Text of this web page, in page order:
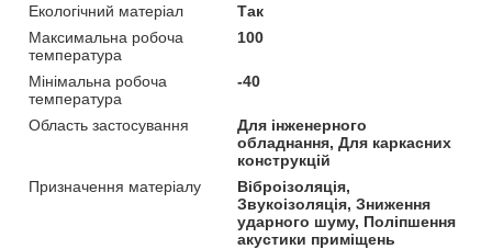
Екологічний матеріал
Так
Максимальна робоча
температура
100
Мінімальна робоча
температура
-40
Область застосування
Для інженерного
обладнання, Для каркасних
конструкцій
Призначення матеріалу
Віброізоляція,
Звукоізоляція, Зниження
ударного шуму, Поліпшення
акустики приміщень